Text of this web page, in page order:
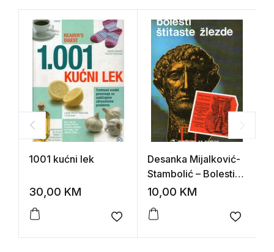
1001 kućni lek
30,00 KM
Add to wishlist
Desanka Mijalković-
Stambolić – Bolesti
štitaste žlezde
10,00 KM
Add to